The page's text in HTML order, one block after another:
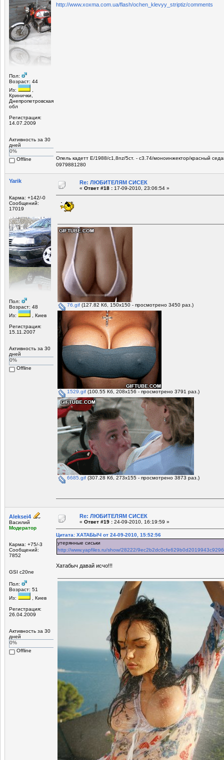
Пол:
Возраст: 44
Из:
Кринички,
Днепропетровская
обл
Регистрация:
14.07.2009
Активность за 30
дней
0%
Offline
http://www.xoxma.com.ua/flash/ochen_klevyy_striptiz/comments
Опель кадетт Е/1988/c1,8nz/5ст. - с3.74/моноинжектор/красный
0979881280
Yarik
Карма: +142/-0
Сообщений:
17019
Пол:
Возраст: 48
Из:
, Киев
Регистрация:
15.11.2007
Активность за 30
дней
0%
Offline
Re: ЛЮБИТЕЛЯМ СИСЕК
« Ответ #18 : 17-09-2010, 23:06:54 »
76.gif (127.82 Кб, 150x150 - просмотрено 3450 раз.)
1529.gif (100.55 Кб, 208x156 - просмотрено 3791 раз.)
6685.gif (307.28 Кб, 273x155 - просмотрено 3873 раз.)
Aleksei4
Василий
Модератор
Карма: +75/-3
Сообщений:
7852
GSI c20ne
Пол:
Возраст: 51
Из:
, Киев
Регистрация:
26.04.2009
Активность за 30
дней
0%
Offline
Re: ЛЮБИТЕЛЯМ СИСЕК
« Ответ #19 : 24-09-2010, 16:19:59 »
Цитата: ХАТАБЫЧ от 24-09-2010, 15:52:56
утерянные сиськи
http://www.yapfiles.ru/show/28222/
Хатабыч давай исчо!!!